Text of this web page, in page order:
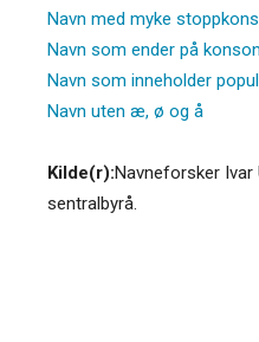
Navn med myke
Navn som ender på
Navn som inneholder
Navn uten æ, ø og å
Kilde(r):Navneforsker
sentralbyrå.